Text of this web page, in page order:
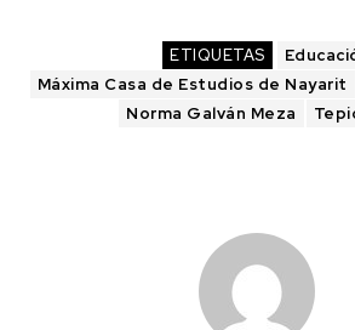
ETIQUETAS
Máxima Casa de Estudios de Nayarit
Norma Galván Meza